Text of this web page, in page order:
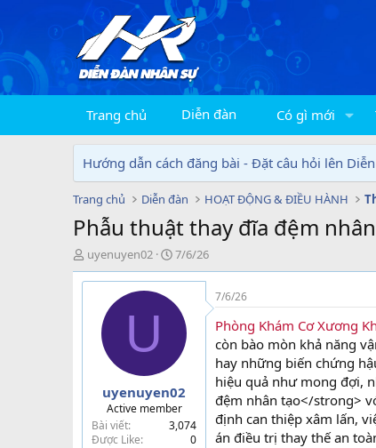
Trang chủ Diễn đàn Có gì mới
Hướng dẫn cách đăng bài - Đặt câu hỏi lên
Trang chủ Diễn đàn HOẠT ĐỘNG & ĐIỀU HÀNH
Phẫu thuật thay đĩa đệm
T
h
r
uyenuyen02
N
g
à
y
g
7/6/26
U
uyenuyen02
Active member
Bài viết
3,074
Được Like
0
7/6/26
Phòng Khám Cơ Xương
còn bào mòn khả năng
hay những biến chứng
hiệu quả như mong đợi,
đệm nhân tạo</strong>
định can thiệp xâm lấn,
án điều trị thay thế an